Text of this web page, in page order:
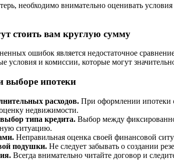
необходимо внимательно оценивать
стоить вам круглую сумму
ошибок является недостаточное
условия и комиссии, которые могут
выборе ипотеки
расходов. При оформлении ипотеки
недвижимости.
типа кредита. Выбор между
ситуацию.
Неправильная оценка своей финансовой
подушки. Не следует забывать о создании
Всегда внимательно читайте договор и